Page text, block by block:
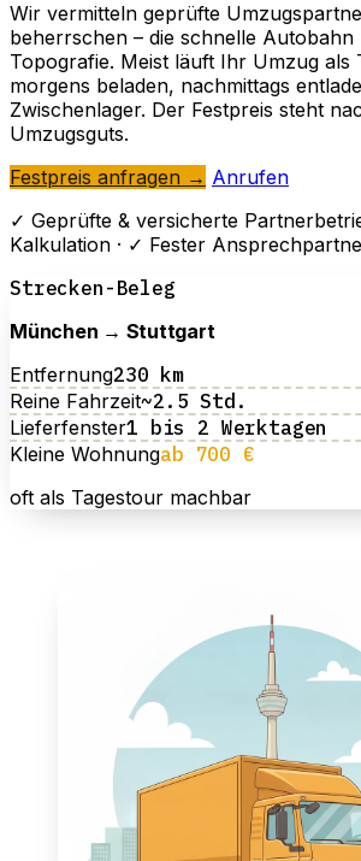
Wir vermitteln geprüfte
beherrschen – die schnelle Autobahn
Topografie. Meist läuft Ihr Umzug als
morgens beladen, nachmittags
Zwischenlager. Der Festpreis steht
Umzugsguts.
Festpreis anfragen → Anrufen
✓ Geprüfte & versicherte
Kalkulation · ✓ Fester
Strecken-Beleg
München → Stuttgart
Entfernung230 km
Reine Fahrzeit~2.5 Std.
Lieferfenster1 bis 2 Werktagen
Kleine Wohnungab 700 €
oft als Tagestour machbar